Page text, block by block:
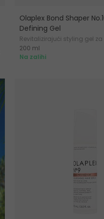
Olaplex Bond Shaper
Defining Gel
Revitalizirajući styling gel za
200 ml
Na zalihi